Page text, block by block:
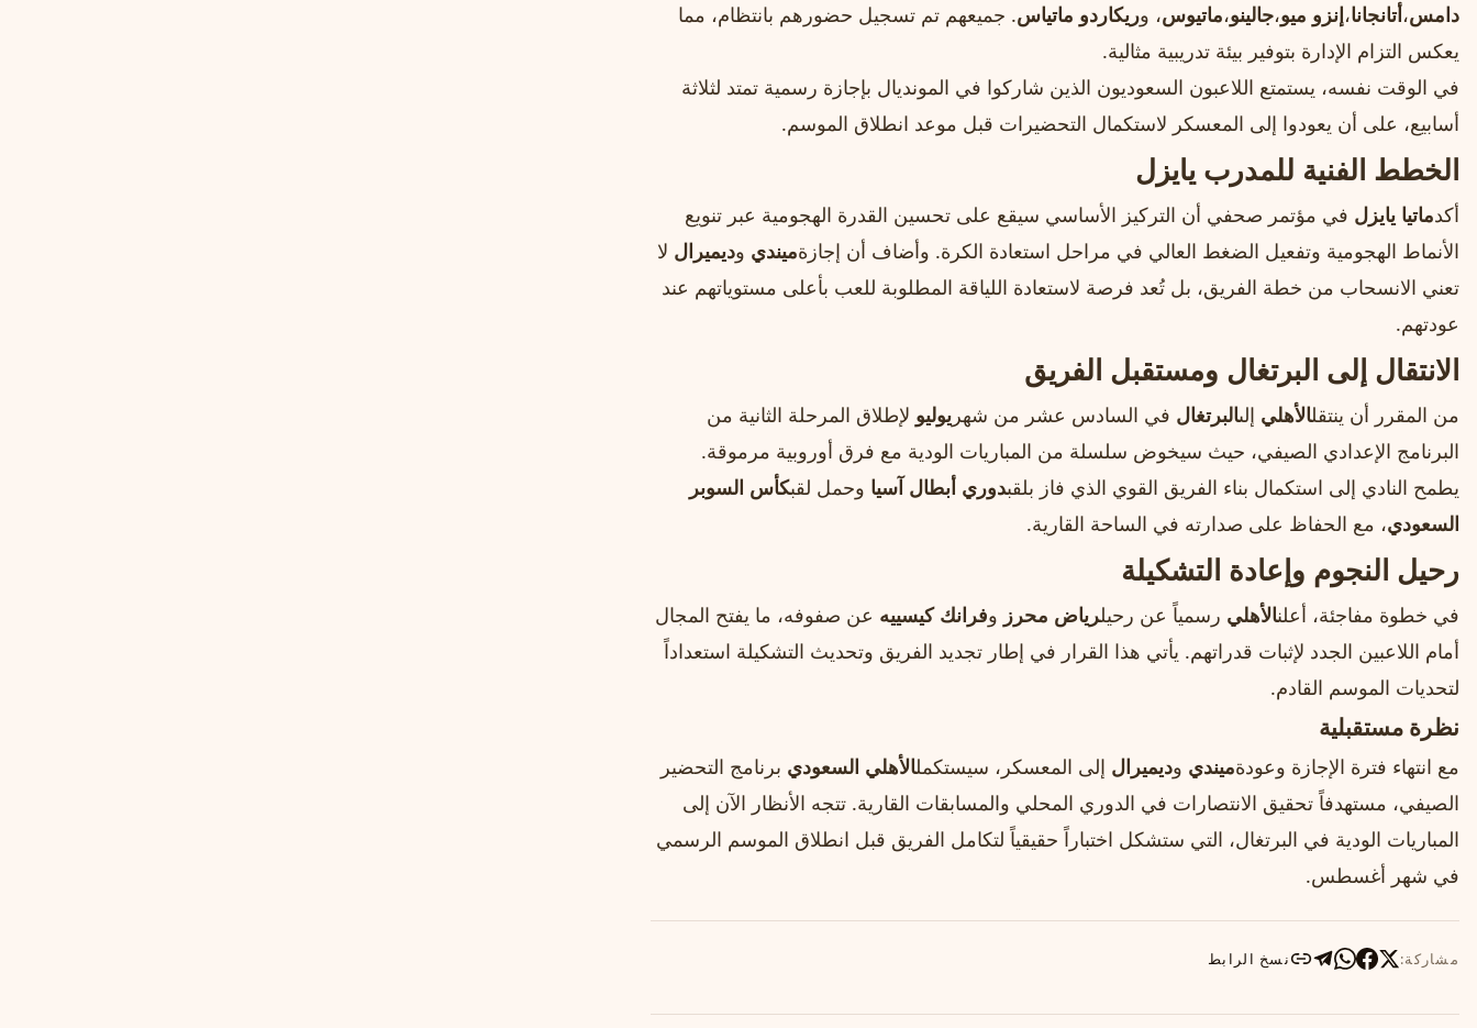
دامس،أتانجانا،إنزو ميو،جالينو،ماتيوس، وريكاردو ماتياس. جميعهم تم تسجيل حضورهم بانتظام، مما
يعكس التزام الإدارة بتوفير بيئة تدريبية مثالية.
في الوقت نفسه، يستمتع اللاعبون السعوديون الذين شاركوا في المونديال بإجازة رسمية تمتد لثلاثة
أسابيع، على أن يعودوا إلى المعسكر لاستكمال التحضيرات قبل موعد انطلاق الموسم.
الخطط الفنية للمدرب يايزل
أكدماتيا يايزل في مؤتمر صحفي أن التركيز الأساسي سيقع على تحسين القدرة الهجومية عبر تنويع
الأنماط الهجومية وتفعيل الضغط العالي في مراحل استعادة الكرة. وأضاف أن إجازةميندي وديميرال لا
تعني الانسحاب من خطة الفريق، بل تُعد فرصة لاستعادة اللياقة المطلوبة للعب بأعلى مستوياتهم عند
عودتهم.
الانتقال إلى البرتغال ومستقبل الفريق
من المقرر أن ينتقلالأهلي إلىالبرتغال في السادس عشر من شهر يوليو لإطلاق المرحلة الثانية من
البرنامج الإعدادي الصيفي، حيث سيخوض سلسلة من المباريات الودية مع فرق أوروبية مرموقة.
يطمح النادي إلى استكمال بناء الفريق القوي الذي فاز بلقبدوري أبطال آسيا وحمل لقبكأس السوبر
السعودي، مع الحفاظ على صدارته في الساحة القارية.
رحيل النجوم وإعادة التشكيلة
في خطوة مفاجئة، أعلنالأهلي رسمياً عن رحيلرياض محرز وفرانك كيسييه عن صفوفه، ما يفتح المجال
أمام اللاعبين الجدد لإثبات قدراتهم. يأتي هذا القرار في إطار تجديد الفريق وتحديث التشكيلة استعداداً
لتحديات الموسم القادم.
نظرة مستقبلية
مع انتهاء فترة الإجازة وعودةميندي وديميرال إلى المعسكر، سيستكملالأهلي السعودي برنامج التحضير
الصيفي، مستهدفاً تحقيق الانتصارات في الدوري المحلي والمسابقات القارية. تتجه الأنظار الآن إلى
المباريات الودية في البرتغال، التي ستشكل اختباراً حقيقياً لتكامل الفريق قبل انطلاق الموسم الرسمي
في شهر أغسطس.
مشاركة: نسخ الرابط